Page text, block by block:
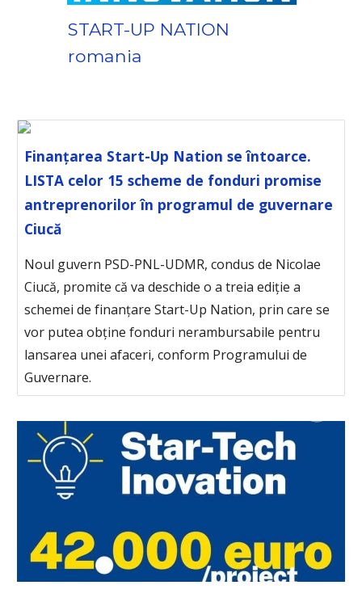
START-UP NATION
romania
Finanțarea Start-Up Nation se întoarce.
LISTA celor 15 scheme de fonduri promise
antreprenorilor în programul de guvernare
Ciucă
Noul guvern PSD-PNL-UDMR, condus de Nicolae
Ciucă, promite că va deschide o a treia ediție a
schemei de finanțare Start-Up Nation, prin care se
vor putea obține fonduri nerambursabile pentru
lansarea unei afaceri, conform Programului de
Guvernare.